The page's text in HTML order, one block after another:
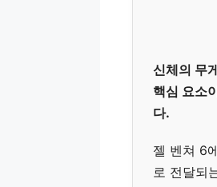
신체의 무
핵심 요소
다.
젤 벤쳐 6
로 전달되